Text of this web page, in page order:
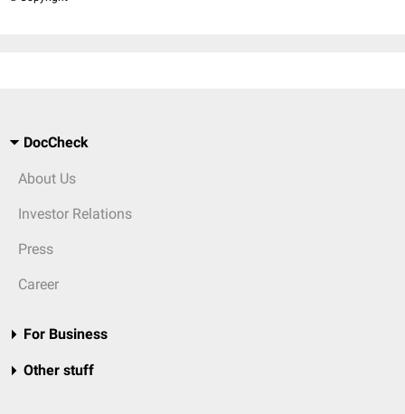
DocCheck
About Us
Investor Relations
Press
Career
For Business
Other stuff